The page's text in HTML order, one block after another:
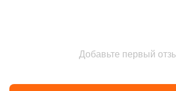
Добавьте первый